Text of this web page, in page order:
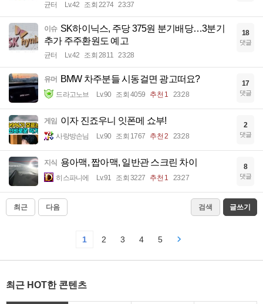
균터 Lv.42 조회 2274 23:37
이슈 SK하이닉스, 주당 375원 분기배당…3분기
추가 주주환원도 예고
균터 Lv.42 조회 2811 23:28
18
댓글
유머 BMW 차주분들 시동걸면 광고떠요?
드라고노브 Lv.90 조회 4059 추천 1 23:28
17
댓글
게임 이자 진죠우니 잇폰메 쇼부!
사랑방손님 Lv.90 조회 1767 추천 2 23:28
2
댓글
지식 용아맥, 짭아맥, 일반관 스크린 차이
히스파니에 Lv.91 조회 3227 추천 1 23:27
8
댓글
최근 다음 검색 글쓰기
1 2 3 4 5
최근 HOT한 콘텐츠